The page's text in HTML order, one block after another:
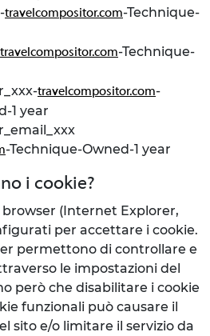
travelcompositor.com-Technique-
travelcompositor.com-Technique-
travelcompositor.com-
1 year
-Technique-Owned-1 year
i cookie?
(Internet Explorer,
per accettare i cookie.
permettono di controllare e
le impostazioni del
però che disabilitare i cookie
funzionali può causare il
sito e/o limitare il servizio da